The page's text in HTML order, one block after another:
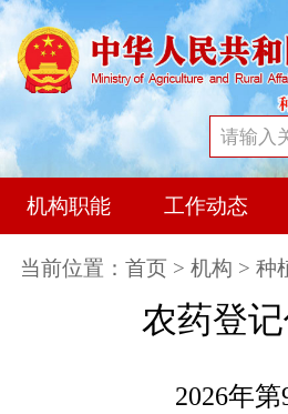
机构职能 工作动态
当前位置： 首页 > 机构 > 种
农药登
2026年第